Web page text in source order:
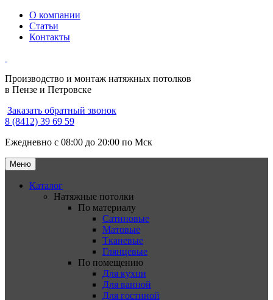
О компании
Статьи
Контакты
Производство и монтаж натяжных потолков
в Пензе и Петровске
Заказать обратный звонок
8 (8412) 39 69 59
Ежедневно с 08:00 до 20:00 по Мск
Меню
Каталог
Натяжные потолки
По материалу
Сатиновые
Матовые
Тканевые
Глянцевые
По помещению
Для кухни
Для ванной
Для гостиной